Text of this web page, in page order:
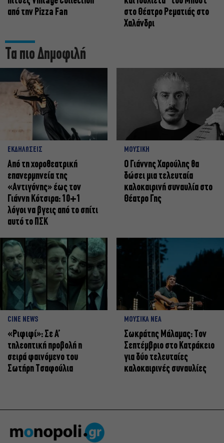
από την Pizza Fan
στο Θέατρο Ρεματιάς στο
Χαλάνδρι
Τα πιο Δημοφιλή
ΕΚΔΗΛΩΣΕΙΣ
Από τη χοροθεατρική
επανερμηνεία της
«Αντιγόνης» έως τον
Γιάννη Κότσιρα: 10+1
λόγοι να βγεις από το σπίτι
αυτό το ΠΣΚ
ΜΟΥΣΙΚΗ
Ο Γιάννης Χαρούλης θα
δώσει μια τελευταία
καλοκαιρινή συναυλία στο
Θέατρο Γης
CINE NEWS
«Ριφιφί»: Σε Α’
τηλεοπτική προβολή η
σειρά φαινόμενο του
Σωτήρη Τσαφούλια
ΜΟΥΣΙΚΑ ΝΕΑ
Σωκράτης Μάλαμας: Τον
Σεπτέμβριο στο Κατράκειο
για δύο τελευταίες
καλοκαιρινές συναυλίες